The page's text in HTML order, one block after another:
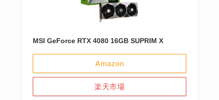
MSI GeForce RTX 4080 16GB SUPRIM X
Amazon
楽天市場